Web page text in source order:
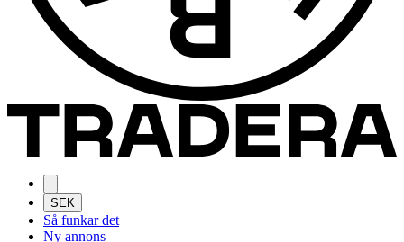
SEK
Så funkar det
Ny annons